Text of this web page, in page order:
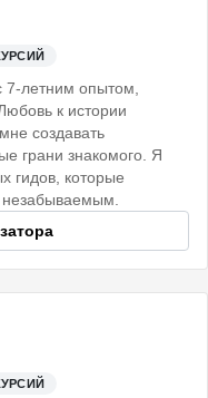
7-летним опытом,
к истории
создавать
грани знакомого. Я
гидов, которые